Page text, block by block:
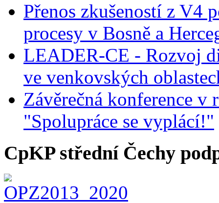
Přenos zkušeností z V4
procesy v Bosně a
LEADER-CE - Rozvoj
ve venkovských
Závěrečná konference v
"Spolupráce se vyplácí!"
CpKP střední Čechy